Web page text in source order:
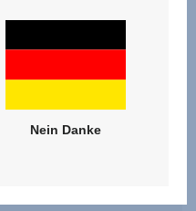
Nein Danke